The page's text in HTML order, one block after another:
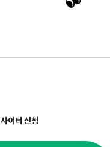
이터 신청